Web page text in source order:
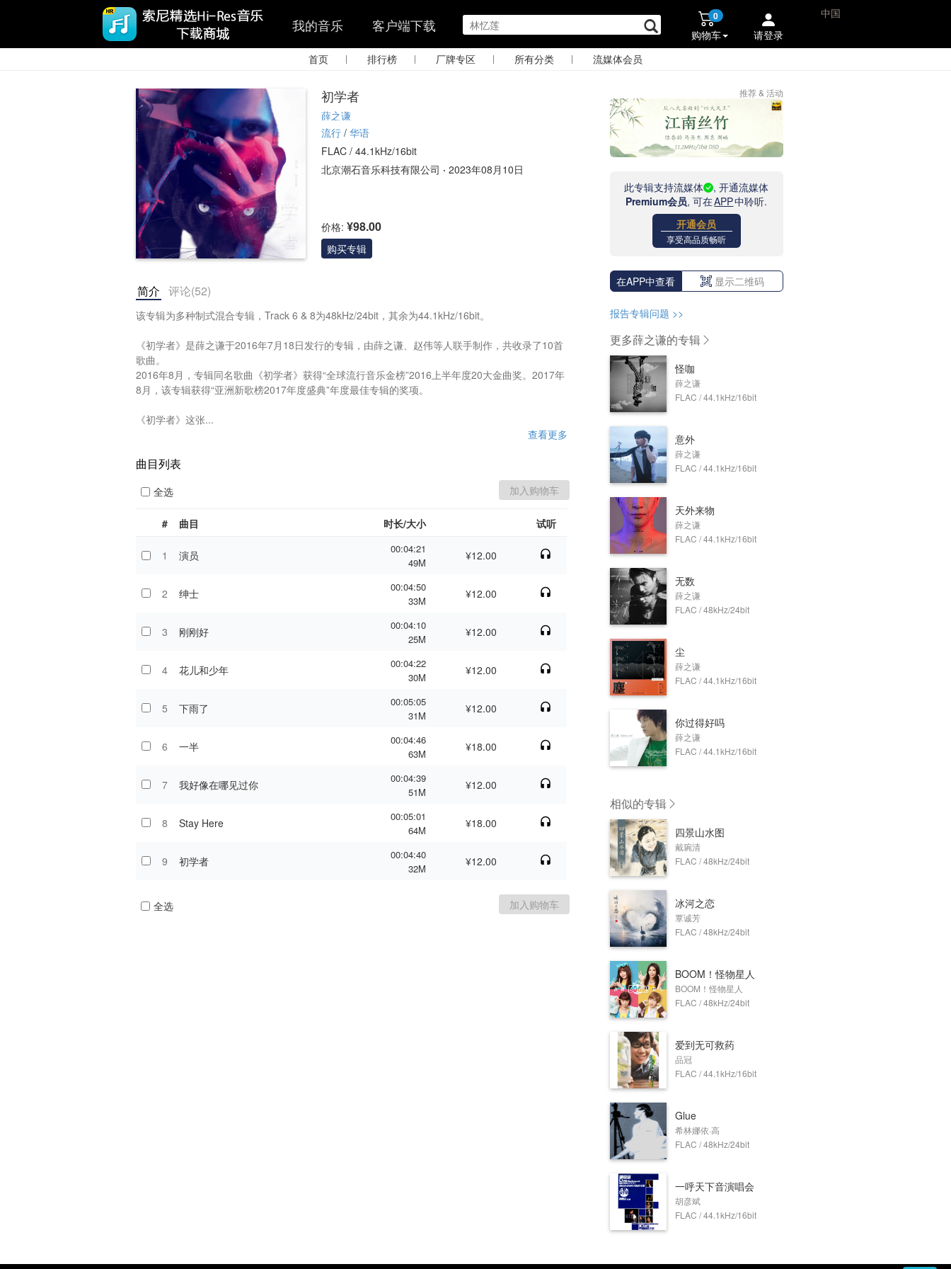
我的音乐 客户端下载 0
购物车 请登录
中国
首页 | 排行榜 | 厂牌专区 | 所有分类 | 流媒体会员
初学者
薛之谦
流行 / 华语
FLAC / 44.1kHz/16bit
北京潮石音乐科技有限公司 · 2023年08月10日
价格: ¥98.00
购买专辑
简介 评论(52)
该专辑为多种制式混合专辑，Track 6 & 8为48kHz/24bit，其余为44.1kHz/16bit。
《初学者》是薛之谦于2016年7月18日发行的专辑，由薛之谦、赵伟等人联手制作，共收录了10首
歌曲。
2016年8月，专辑同名歌曲《初学者》获得“全球流行音乐金榜”2016上半年度20大金曲奖。2017年
8月，该专辑获得“亚洲新歌榜2017年度盛典”年度最佳专辑的奖项。
《初学者》这张...
查看更多
曲目列表
全选
# 曲目 时长/大小 试听
1 演员
00:04:21
49M
¥12.00
2 绅士
00:04:50
33M
¥12.00
3 刚刚好
00:04:10
25M
¥12.00
4 花儿和少年
00:04:22
30M
¥12.00
5 下雨了
00:05:05
31M
¥12.00
6 一半
00:04:46
63M
¥18.00
7 我好像在哪见过你
00:04:39
51M
¥12.00
8 Stay Here
00:05:01
64M
¥18.00
9 初学者
00:04:40
32M
¥12.00
全选
推荐 & 活动
此专辑支持流媒体
, 开通流媒体
Premium会员, 可在APP中聆听.
开通会员
享受高品质畅听
在APP中查看 显示二维码
报告专辑问题 >>
更多薛之谦的专辑
怪咖
薛之谦
FLAC / 44.1kHz/16bit
意外
薛之谦
FLAC / 44.1kHz/16bit
天外来物
薛之谦
FLAC / 44.1kHz/16bit
无数
薛之谦
FLAC / 48kHz/24bit
尘
薛之谦
FLAC / 44.1kHz/16bit
你过得好吗
薛之谦
FLAC / 44.1kHz/16bit
相似的专辑
四景山水图
戴琬清
FLAC / 48kHz/24bit
冰河之恋
覃诚芳
FLAC / 48kHz/24bit
BOOM！怪物星人
BOOM！怪物星人
FLAC / 48kHz/24bit
爱到无可救药
品冠
FLAC / 44.1kHz/16bit
Glue
‌‌希林娜依·高‌‌
FLAC / 48kHz/24bit
一呼天下音演唱会
胡彦斌
FLAC / 44.1kHz/16bit